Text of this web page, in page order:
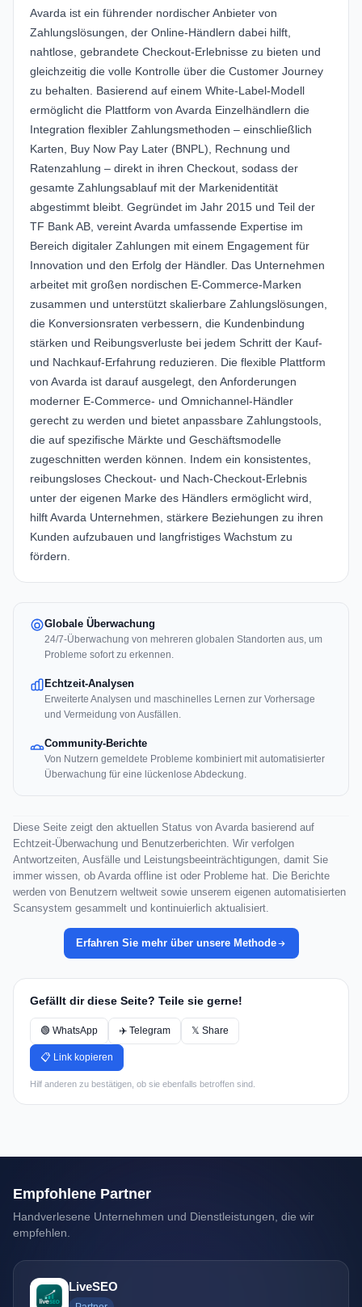
Avarda ist ein führender nordischer Anbieter von
Zahlungslösungen, der Online-Händlern dabei hilft,
nahtlose, gebrandete Checkout-Erlebnisse zu bieten und
gleichzeitig die volle Kontrolle über die Customer Journey
zu behalten. Basierend auf einem White-Label-Modell
ermöglicht die Plattform von Avarda Einzelhändlern die
Integration flexibler Zahlungsmethoden – einschließlich
Karten, Buy Now Pay Later (BNPL), Rechnung und
Ratenzahlung – direkt in ihren Checkout, sodass der
gesamte Zahlungsablauf mit der Markenidentität
abgestimmt bleibt. Gegründet im Jahr 2015 und Teil der
TF Bank AB, vereint Avarda umfassende Expertise im
Bereich digitaler Zahlungen mit einem Engagement für
Innovation und den Erfolg der Händler. Das Unternehmen
arbeitet mit großen nordischen E-Commerce-Marken
zusammen und unterstützt skalierbare Zahlungslösungen,
die Konversionsraten verbessern, die Kundenbindung
stärken und Reibungsverluste bei jedem Schritt der Kauf-
und Nachkauf-Erfahrung reduzieren. Die flexible Plattform
von Avarda ist darauf ausgelegt, den Anforderungen
moderner E-Commerce- und Omnichannel-Händler
gerecht zu werden und bietet anpassbare Zahlungstools,
die auf spezifische Märkte und Geschäftsmodelle
zugeschnitten werden können. Indem ein konsistentes,
reibungsloses Checkout- und Nach-Checkout-Erlebnis
unter der eigenen Marke des Händlers ermöglicht wird,
hilft Avarda Unternehmen, stärkere Beziehungen zu ihren
Kunden aufzubauen und langfristiges Wachstum zu
fördern.
Globale Überwachung
24/7-Überwachung von mehreren globalen Standorten aus, um
Probleme sofort zu erkennen.
Echtzeit-Analysen
Erweiterte Analysen und maschinelles Lernen zur Vorhersage
und Vermeidung von Ausfällen.
Community-Berichte
Von Nutzern gemeldete Probleme kombiniert mit automatisierter
Überwachung für eine lückenlose Abdeckung.
Diese Seite zeigt den aktuellen Status von Avarda basierend auf
Echtzeit-Überwachung und Benutzerberichten. Wir verfolgen
Antwortzeiten, Ausfälle und Leistungsbeeinträchtigungen, damit Sie
immer wissen, ob Avarda offline ist oder Probleme hat. Die Berichte
werden von Benutzern weltweit sowie unserem eigenen automatisierten
Scansystem gesammelt und kontinuierlich aktualisiert.
Erfahren Sie mehr über unsere Methode
Gefällt dir diese Seite? Teile sie gerne!
🟢 WhatsApp ✈️ Telegram 𝕏 Share
📋 Link kopieren
Hilf anderen zu bestätigen, ob sie ebenfalls betroffen sind.
Empfohlene Partner
Handverlesene Unternehmen und Dienstleistungen, die wir
empfehlen.
LiveSEO